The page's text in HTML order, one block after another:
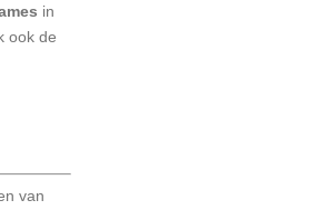
in
ook de
van